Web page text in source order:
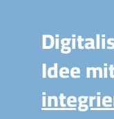
Idee